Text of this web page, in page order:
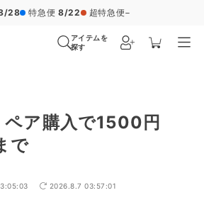
28 特急便 8/22 超特急便−
アイテムを
探す
ペア購入で1500円
で
2026.8.7 03:57:01